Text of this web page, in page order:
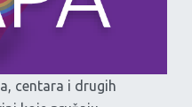
centara i drugih